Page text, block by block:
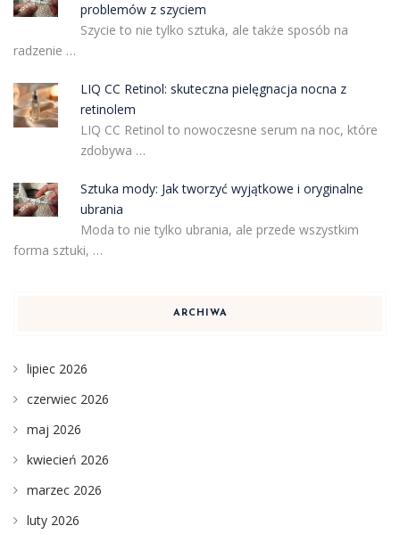
problemów z szyciem
Szycie to nie tylko sztuka, ale także sposób na
radzenie …
LIQ CC Retinol: skuteczna pielęgnacja nocna z
retinolem
LIQ CC Retinol to nowoczesne serum na noc, które
zdobywa …
Sztuka mody: Jak tworzyć wyjątkowe i oryginalne
ubrania
Moda to nie tylko ubrania, ale przede wszystkim
forma sztuki, …
ARCHIWA
lipiec 2026
czerwiec 2026
maj 2026
kwiecień 2026
marzec 2026
luty 2026